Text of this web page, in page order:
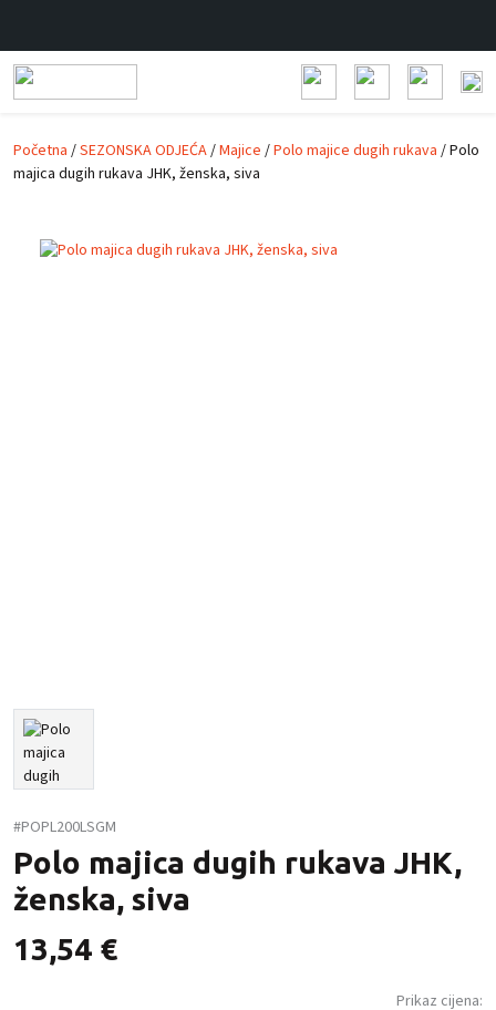
Prijeđi na glavni sadržaj
Početna /SEZONSKA ODJEĆA/Majice /Polo majice dugih rukava / Polo
majica dugih rukava JHK, ženska, siva
#POPL200LSGM
Polo majica dugih rukava JHK,
ženska, siva
13,54 €
Prikaz cijena: